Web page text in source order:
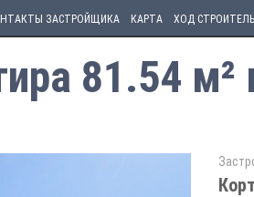
ЗАСТРОЙЩИКА КАРТА ХОД
81.54